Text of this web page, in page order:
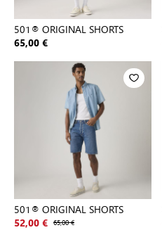
501® ORIGINAL SHORTS
65,00 €
501® ORIGINAL SHORTS
52,00 € 65,00 €